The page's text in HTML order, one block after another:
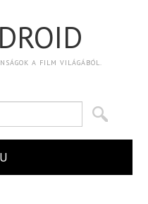
A FILM VILÁGÁBÓL.